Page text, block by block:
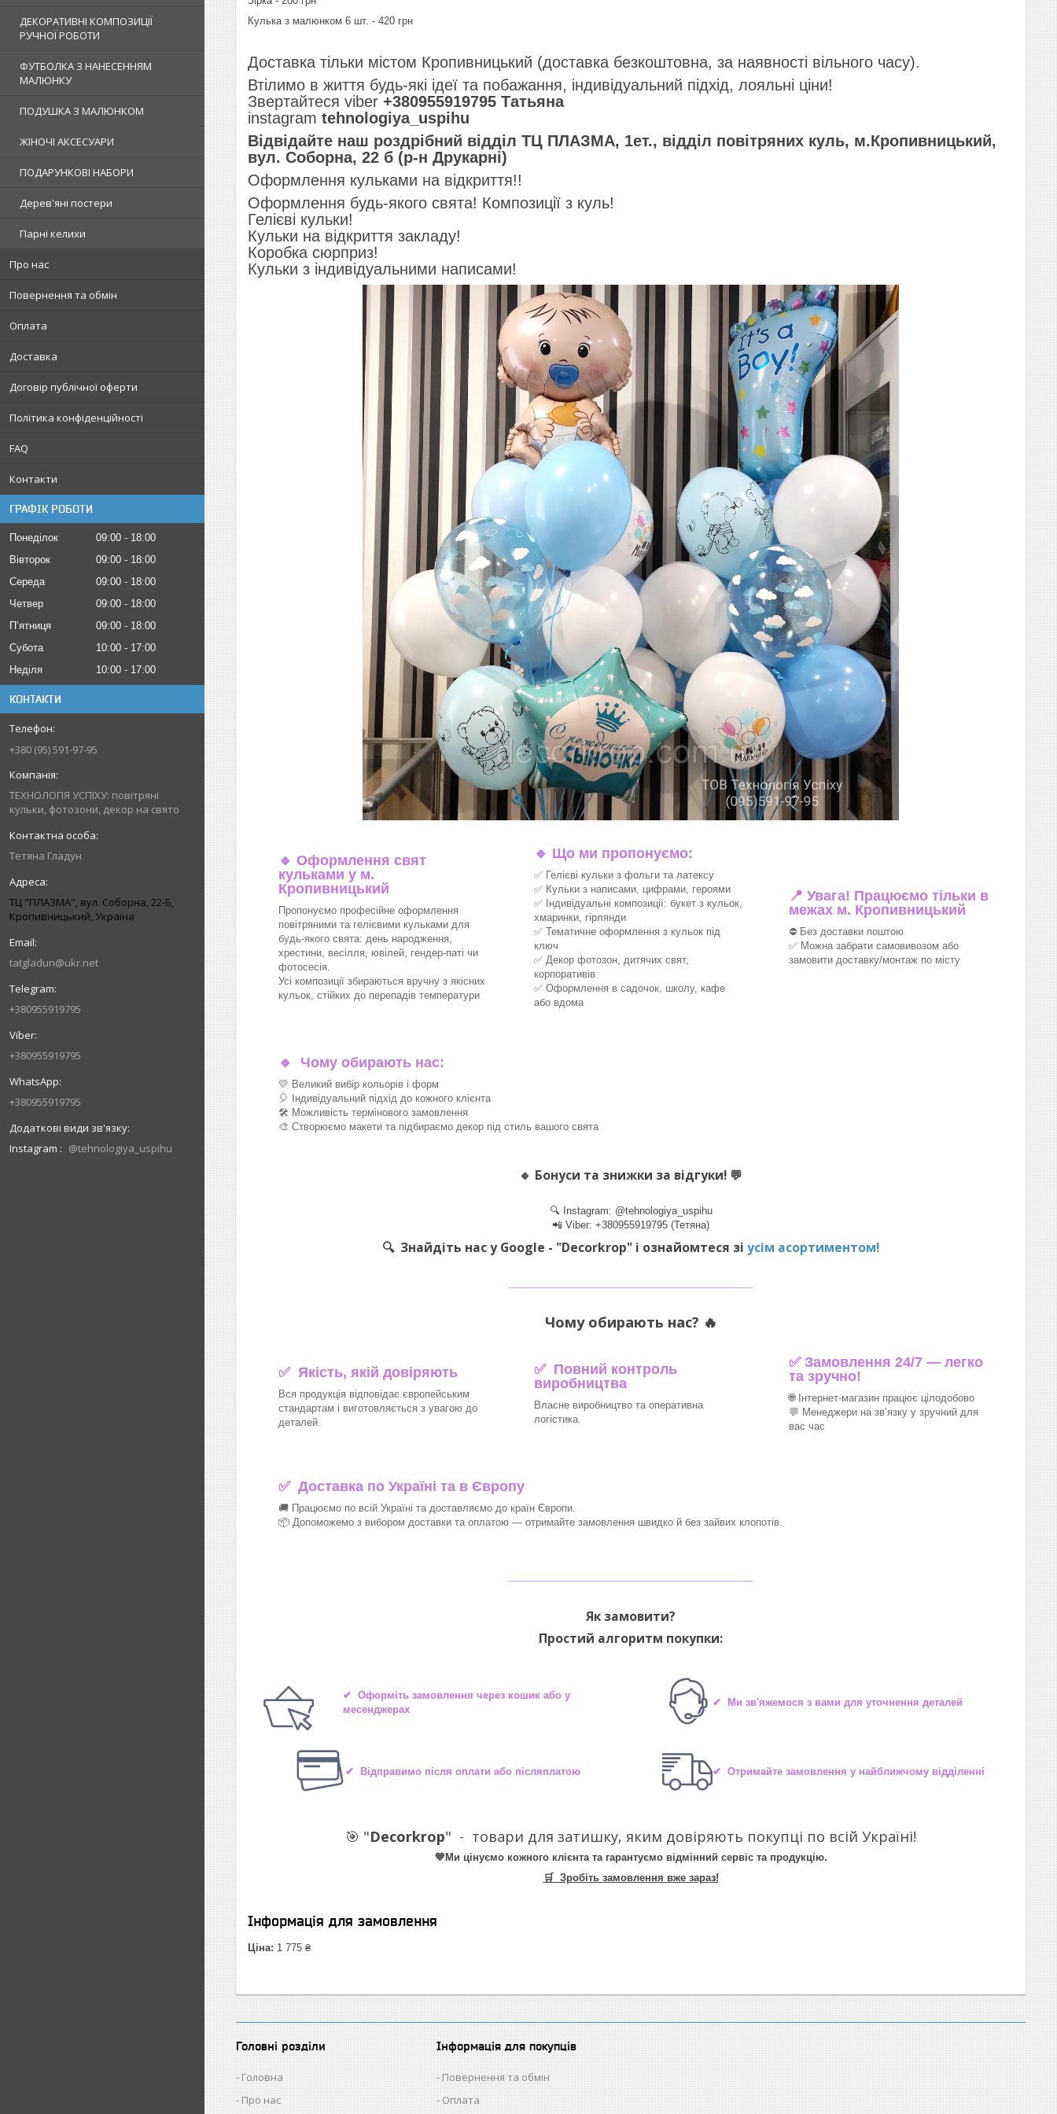
ДЕКОРАТИВНІ КОМПОЗИЦІЇ
РУЧНОЇ РОБОТИ
ФУТБОЛКА З НАНЕСЕННЯМ
МАЛЮНКУ
ПОДУШКА З МАЛЮНКОМ
ЖІНОЧІ АКСЕСУАРИ
ПОДАРУНКОВІ НАБОРИ
Дерев'яні постери
Парні келихи
Про нас
Повернення та обмін
Оплата
Доставка
Договір публічної оферти
Політика конфіденційності
FAQ
Контакти
ГРАФІК РОБОТИ
Понеділок 09:00
18:00
Вівторок
09:00
18:00
Середа
09:00
18:00
Четвер
09:00
18:00
Пʼятниця
09:00
18:00
Субота
10:00
17:00
Неділя
10:00 17:00
КОНТАКТИ
+380 (95) 591-97-95
ТЕХНОЛОГІЯ УСПІХУ: повітряні
кульки, фотозони, декор на свято
Тетяна Гладун
ТЦ "ПЛАЗМА", вул. Соборна, 22-Б,
Кропивницький, Україна
tatgladun@ukr.net
+380955919795
+380955919795
+380955919795
Instagram @tehnologiya_uspihu
Кулька з малюнком 6 шт. - 420 грн
Доставка тільки містом Кропивницький (доставка безкоштовна, за наявності вільного часу).
Втілимо в життя будь-які ідеї та побажання, індивідуальний підхід, лояльні ціни!
Звертайтеся viber +380955919795 Татьяна
instagram tehnologiya_uspihu
Відвідайте наш роздрібний відділ ТЦ ПЛАЗМА, 1ет., відділ повітряних куль, м.Кропивницький,
вул. Соборна, 22 б (р-н Друкарні)
Оформлення кульками на відкриття!!
Оформлення будь-якого свята! Композиції з куль!
Гелієві кульки!
Кульки на відкриття закладу!
Коробка сюрприз!
Кульки з індивідуальними написами!
🔹 Оформлення свят
кульками у м.
Кропивницький
Пропонуємо професійне оформлення
повітряними та гелієвими кульками для
будь-якого свята: день народження,
хрестини, весілля, ювілей, гендер-паті чи
фотосесія.
Усі композиції збираються вручну з якісних
кульок, стійких до перепадів температури
🔹 Що ми пропонуємо:
✅ Гелієві кульки з фольги та латексу
✅ Кульки з написами, цифрами, героями
✅ Індивідуальні композиції: букет з кульок,
хмаринки, гірлянди
✅ Тематичне оформлення з кульок під
ключ
✅ Декор фотозон, дитячих свят,
корпоративів
✅ Оформлення в садочок, школу, кафе
або вдома
📍 Увага! Працюємо тільки в
межах м. Кропивницький
⛔ Без доставки поштою
✅ Можна забрати самовивозом або
замовити доставку/монтаж по місту
🔹 Чому обирають нас:
💛 Великий вибір кольорів і форм
🎈 Індивідуальний підхід до кожного клієнта
🛠 Можливість термінового замовлення
🎨 Створюємо макети та підбираємо декор під стиль вашого свята
🔹 Бонуси та знижки за відгуки! 💬
🔍 Instagram: @tehnologiya_uspihu
📲 Viber: +380955919795 (Тетяна)
🔍 Знайдіть нас у Google - "Decorkrop" і ознайомтеся зі усім асортиментом!
Чому обирають нас? 🔥
✅ Якість, якій довіряють
Вся продукція відповідає європейським
стандартам і виготовляється з увагою до
деталей.
✅ Повний контроль
виробництва
Власне виробництво та оперативна
логістика.
✅ Замовлення 24/7 — легко
та зручно!
🌐 Інтернет-магазин працює цілодобово
💬 Менеджери на зв’язку у зручний для
вас час
✅Доставка по Україні та в Європу
🚚 Працюємо по всій Україні та доставляємо до країн Європи.
📦 Допоможемо з вибором доставки та оплатою — отримайте замовлення швидко й без зайвих клопотів.
Як замовити?
Простий алгоритм покупки:
✔ Оформіть замовлення через кошик або у
месенджерах
✔ Ми зв'яжемося з вами для уточнення деталей
✔ Відправимо після оплати або післяплатою ✔ Отримайте замовлення у найближчому відділенні
🎯 "Decorkrop" - товари для затишку, яким довіряють покупці по всій Україні!
💙Ми цінуємо кожного клієнта та гарантуємо відмінний сервіс та продукцію.
🛒 Зробіть замовлення вже зараз!
Інформація для замовлення
Ціна: 1 775 ₴
Головні розділи
Головна
Про нас
Інформація для покупців
Повернення та обмін
Оплата